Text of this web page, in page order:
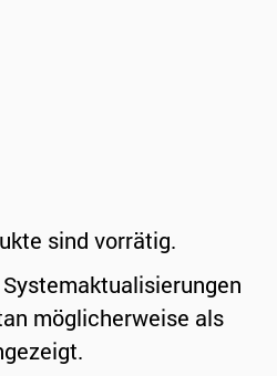
sind vorrätig.
möglicherweise als